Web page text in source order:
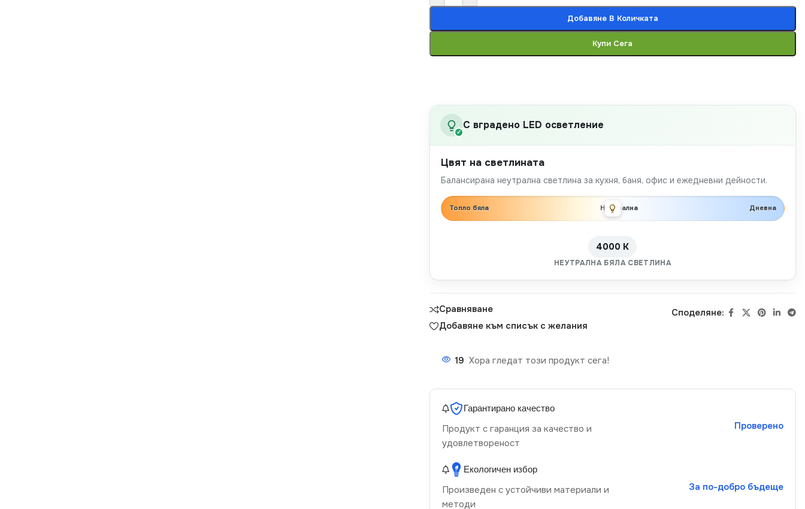
Добавяне В Количката
Купи Сега
✓
С вградено LED осветление
Цвят на светлината
Балансирана неутрална светлина за кухня, баня, офис и ежедневни дейности.
Топло бяла Неутрална Дневна
4000 K
НЕУТРАЛНА БЯЛА СВЕТЛИНА
Сравняване
Добавяне към списък с желания
Споделяне:
19 Хора гледат този продукт сега!
Гарантирано качество
Продукт с гаранция за качество и
удовлетвореност
Проверено
Екологичен избор
Произведен с устойчиви материали и
методи
За по-добро бъдеще